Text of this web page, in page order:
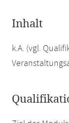
Inhalt
k.A. (vgl.